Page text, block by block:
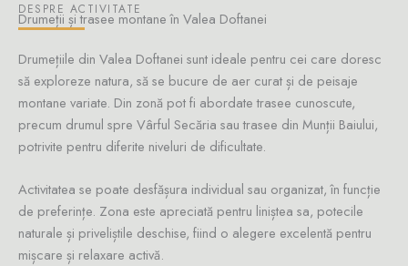
DESPRE ACTIVITATE
Drumeții și trasee montane în Valea Doftanei
Drumețiile din Valea Doftanei sunt ideale pentru cei care doresc
să exploreze natura, să se bucure de aer curat și de peisaje
montane variate. Din zonă pot fi abordate trasee cunoscute,
precum drumul spre Vârful Secăria sau trasee din Munții Baiului,
potrivite pentru diferite niveluri de dificultate.
Activitatea se poate desfășura individual sau organizat, în funcție
de preferințe. Zona este apreciată pentru liniștea sa, potecile
naturale și priveliștile deschise, fiind o alegere excelentă pentru
mișcare și relaxare activă.